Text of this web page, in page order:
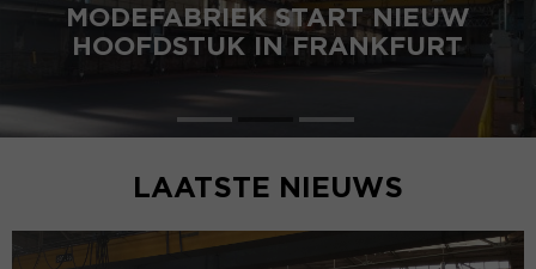
MODEFABRIEK START NIEUW
HOOFDSTUK IN FRANKFURT
LAATSTE NIEUWS